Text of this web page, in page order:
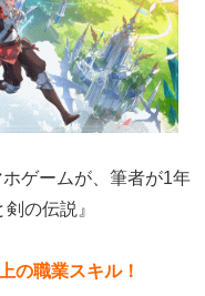
ゲームが、筆者が1年
の伝説』
の職業スキル！